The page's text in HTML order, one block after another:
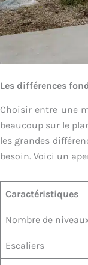
Les différences
Choisir entre une
beaucoup sur le
les grandes
besoin. Voici un
Caractéristiques
Nombre de
Escaliers